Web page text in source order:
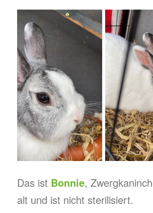
Das ist Bonnie,
alt und ist nicht sterilisiert.